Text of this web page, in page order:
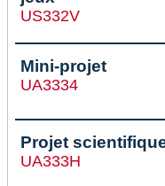
US332V
Mini-projet
UA3334
Projet
UA333H